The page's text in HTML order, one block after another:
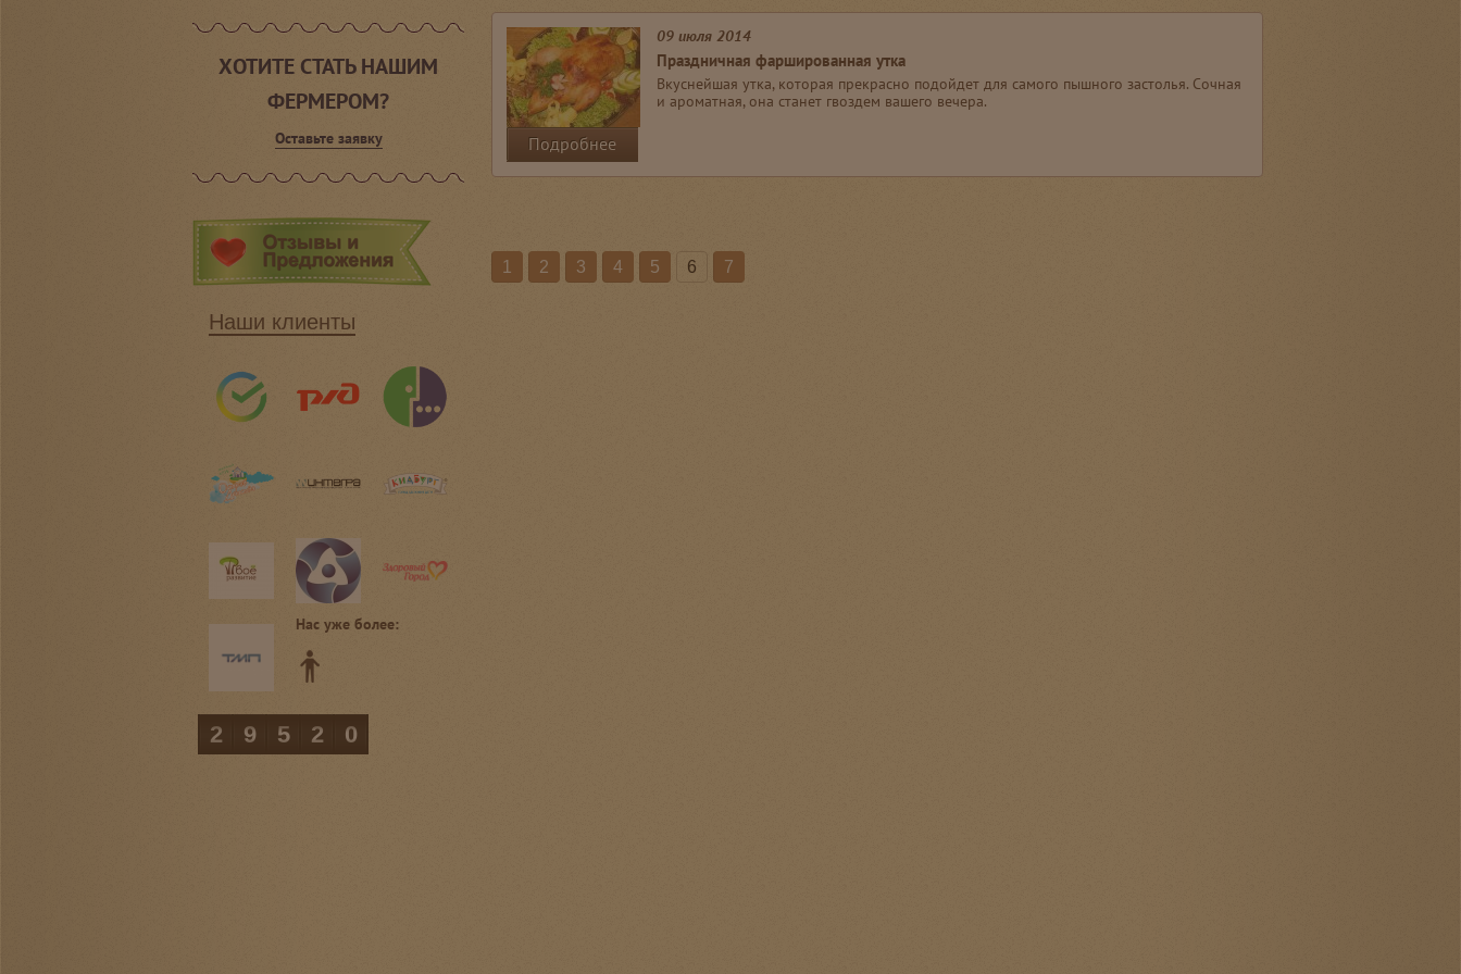
09 июля 2014
Праздничная фаршированная утка
Вкуснейшая утка, которая прекрасно подойдет для самого пышного застолья. Сочная
и ароматная, она станет гвоздем вашего вечера.
Подробнее
1 2 3 4 5 6 7
ХОТИТЕ СТАТЬ НАШИМ
ФЕРМЕРОМ?
Оставьте заявку
Наши клиенты
Нас уже более:
29520